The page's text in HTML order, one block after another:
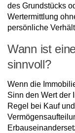
des Grundstücks
Wertermittlung
persönliche
Wann ist
sinnvoll?
Wenn die
Sinn den Wert der
Regel bei Kauf